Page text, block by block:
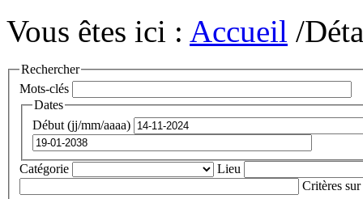
Vous êtes ici : Accueil /
Rechercher
Mots-clés
Dates
Début (jj/mm/aaaa)
Catégorie
Lieu
Critères sur